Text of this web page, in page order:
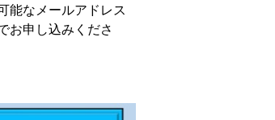
能なメールアドレス
お申し込みくださ